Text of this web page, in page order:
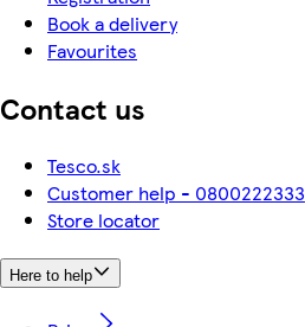
Book a delivery
Favourites
Contact us
Tesco.sk
Customer help - 0800222333
Store locator
Here to help